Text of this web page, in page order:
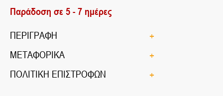
Παράδοση σε 5 - 7 ημέρες
ΠΕΡΙΓΡΑΦΗ
ΜΕΤΑΦΟΡΙΚΑ
ΠΟΛΙΤΙΚΗ ΕΠΙΣΤΡΟΦΩΝ